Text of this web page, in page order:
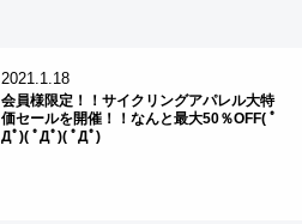
2021.1.18
会員様限定！！サイクリングアパレル大特
価セールを開催！！なんと最大50％OFF( ﾟ
Дﾟ)( ﾟДﾟ)( ﾟДﾟ)